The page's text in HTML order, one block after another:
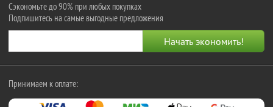
Сэкономьте до 90% при любых покупках
Подпишитесь на самые выгодные предложения
Принимаем к оплате: